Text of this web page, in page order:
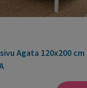
Agata 120x200 cm